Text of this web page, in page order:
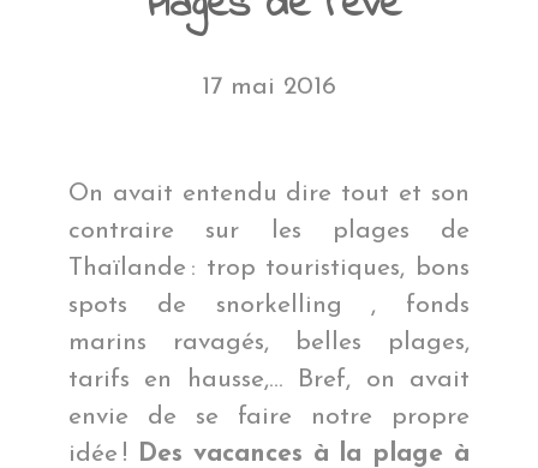
17 mai 2016
On avait entendu dire tout et son
contraire sur les plages de
Thaïlande : trop touristiques, bons
spots de snorkelling , fonds
marins ravagés, belles plages,
tarifs en hausse,… Bref, on avait
envie de se faire notre propre
idée !
Des vacances à la plage à